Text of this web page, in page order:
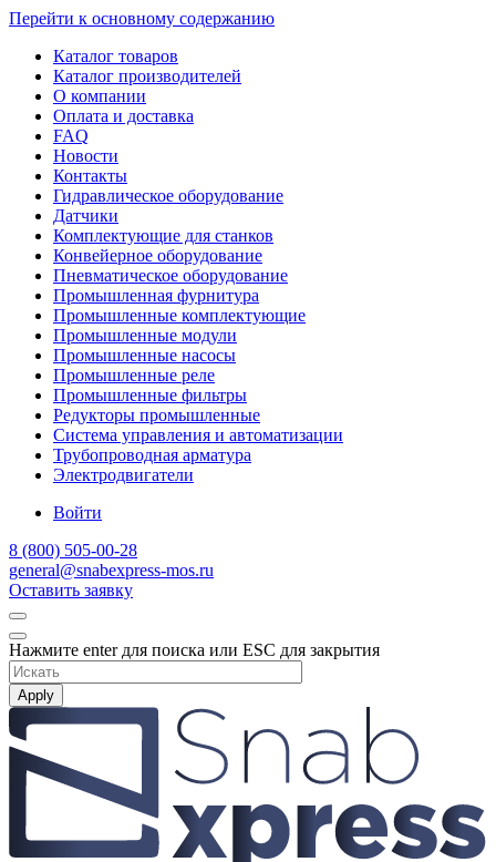
Перейти к основному содержанию
Каталог товаров
Каталог производителей
О компании
Оплата и доставка
FAQ
Новости
Контакты
Гидравлическое оборудование
Датчики
Комплектующие для станков
Конвейерное оборудование
Пневматическое оборудование
Промышленная фурнитура
Промышленные комплектующие
Промышленные модули
Промышленные насосы
Промышленные реле
Промышленные фильтры
Редукторы промышленные
Система управления и автоматизации
Трубопроводная арматура
Электродвигатели
Войти
8 (800) 505-00-28
general@snabexpress-mos.ru
Оставить заявку
Нажмите enter для поиска или ESC для закрытия
Apply